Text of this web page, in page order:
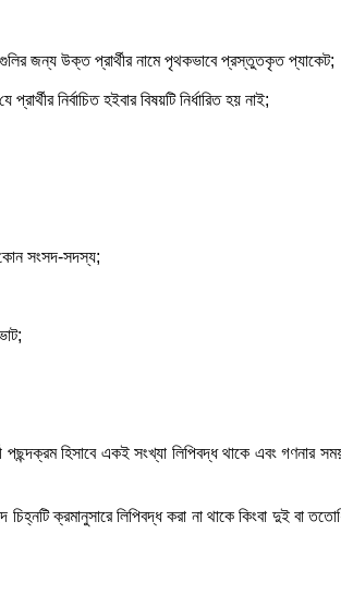
জন্য উক্ত প্রার্থীর নামে পৃথকভাবে প্রস্তুতকৃত প্যাকেট;
নির্বাচিত হইবার বিষয়টি নির্ধারিত হয় নাই;
কোন সংসদ-সদস্য;
পছন্দক্রম হিসাবে একই সংখ্যা লিপিবদ্ধ থাকে এবং গণনার
চিহ্নটি ক্রমানুসারে লিপিবদ্ধ করা না থাকে কিংবা দুই বা